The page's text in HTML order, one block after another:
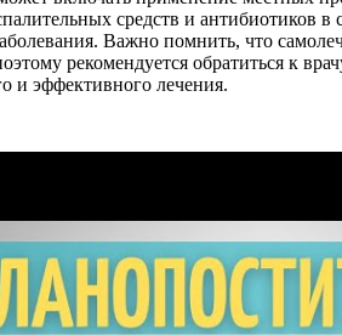
средств и антибиотиков в
Важно помнить, что
рекомендуется обратиться к
и эффективного лечения.